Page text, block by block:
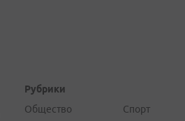
Рубрики
Общество
Спорт